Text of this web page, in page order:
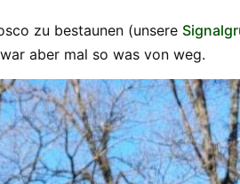
zu bestaunen (unsere
aber mal so was von weg.